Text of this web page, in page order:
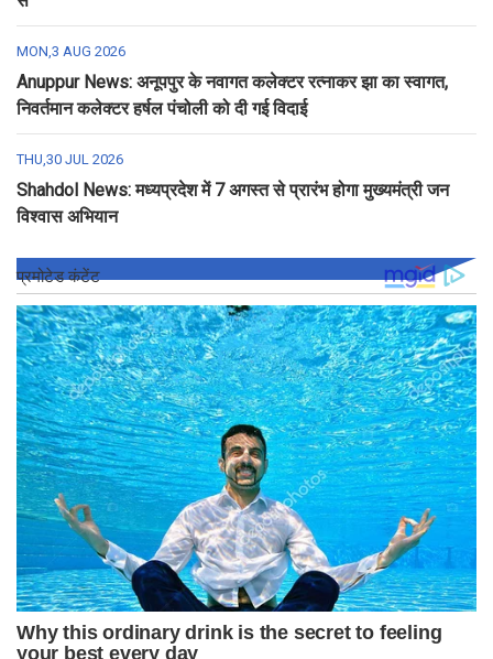
MON,3 AUG 2026
Anuppur News: अनूपपुर के नवागत कलेक्टर रत्नाकर झा का स्वागत,
निवर्तमान कलेक्टर हर्षल पंचोली को दी गई विदाई
THU,30 JUL 2026
Shahdol News: मध्यप्रदेश में 7 अगस्त से प्रारंभ होगा मुख्यमंत्री जन
विश्वास अभियान